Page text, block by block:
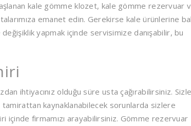
kale gömme klozet, kale gömme rezervuar
emanet edin. Gerekirse kale ürünlerine
yapmak içinde servisimize danışabilir, bu
ihtiyacınız olduğu süre usta çağırabilirsiniz.
tamirattan kaynaklanabilecek sorunlarda sizlere
firmamızı arayabilirsiniz. Gömme rezervuar